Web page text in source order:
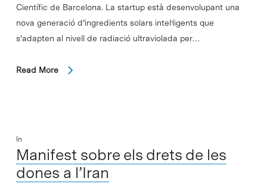
Científic de Barcelona. La startup està desenvolupant una
nova generació d’ingredients solars intel·ligents que
s'adapten al nivell de radiació ultraviolada per…
Read More
In
Manifest sobre els drets de les
dones a l’Iran